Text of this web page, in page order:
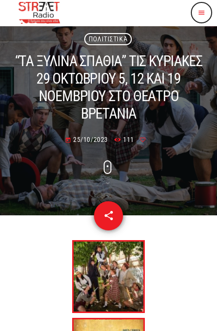
menu
ΠΟΛΙΤΙΣΤΙΚΆ
“ΤΑ ΞΥΛΙΝΑ ΣΠΑΘΙΑ” ΤΙΣ ΚΥΡΙΑΚΕΣ
29 ΟΚΤΩΒΡΙΟΥ 5, 12 ΚΑΙ 19
ΝΟΕΜΒΡΙΟΥ ΣΤΟ ΘΕΑΤΡΟ
ΒΡΕΤΑΝΙΑ
today 25/10/2023 111
share
email